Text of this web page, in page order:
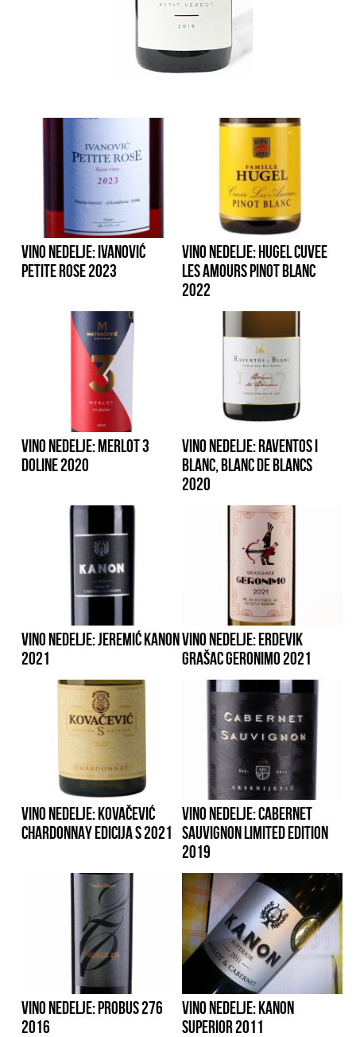
VINO NEDELJE: IVANOVIĆ
PETITE ROSE 2023
VINO NEDELJE: HUGEL CUVEE
LES AMOURS PINOT BLANC
2022
VINO NEDELJE: MERLOT 3
DOLINE 2020
VINO NEDELJE: RAVENTOS I
BLANC, BLANC DE BLANCS
2020
VINO NEDELJE: JEREMIĆ KANON
2021
VINO NEDELJE: ERDEVIK
GRAŠAC GERONIMO 2021
VINO NEDELJE: KOVAČEVIĆ
CHARDONNAY EDICIJA S 2021
VINO NEDELJE: CABERNET
SAUVIGNON LIMITED EDITION
2019
VINO NEDELJE: PROBUS 276
2016
VINO NEDELJE: KANON
SUPERIOR 2011